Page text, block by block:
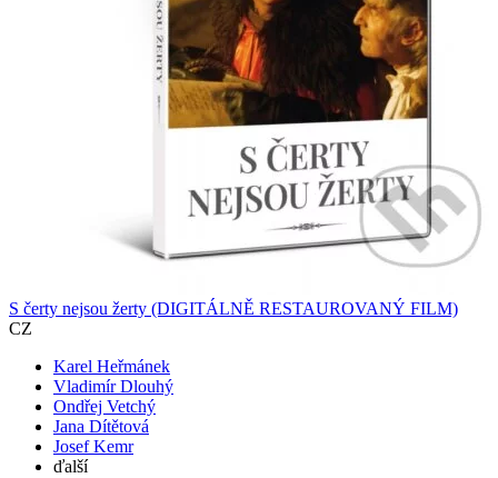
S čerty nejsou žerty (DIGITÁLNĚ RESTAUROVANÝ FILM)
CZ
Karel Heřmánek
Vladimír Dlouhý
Ondřej Vetchý
Jana Dítětová
Josef Kemr
ďalší